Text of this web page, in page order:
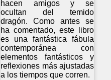
hacen amigos y se
ocultan del temido
dragón. Como antes se
ha comentado, este libro
es una fantástica fábula
contemporánea con
elementos fantásticos y
reflexiones más ajustadas
a los tiempos que corren.